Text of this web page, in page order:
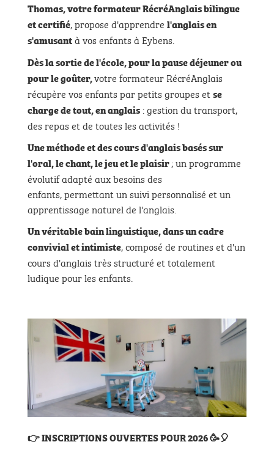
Thomas, votre formateur RécréAnglais bilingue
et certifié, propose d'apprendre l'anglais en
s'amusantà vos enfants à Eybens.
Dès la sortie de l'école, pour la pause déjeuner ou
pour le goûter,votre formateur RécréAnglais
récupère vos enfants par petits groupes etse
charge de tout, en anglais : gestion du transport,
des repas et de toutes les activités !
Une méthode et des cours d'anglais basés sur
l'oral, le chant, le jeu et le plaisir; un programme
évolutif adapté aux besoins des
enfants, permettant un suivi personnalisé et un
apprentissage naturel de l'anglais.
Un véritable bain linguistique,dans un cadre
convivial et intimiste, composé de routines et d'un
cours d'anglais très structuré et totalement
ludique pour les enfants.
👉 INSCRIPTIONS OUVERTES POUR 2026🥳🎈